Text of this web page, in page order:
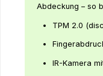
Abdeckung – so
TPM 2.0
IR-Kamera